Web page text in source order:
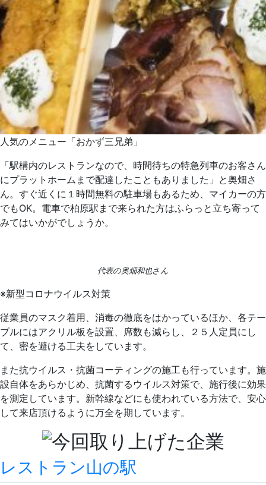
人気のメニュー「おかず三兄弟」
「駅構内のレストランなので、時間待ちの特急列車のお客さん
にプラットホームまで配達したこともありました」と奥畑さ
ん。すぐ近くに１時間無料の駐車場もあるため、マイカーの方
でもOK。電車で柏原駅まで来られた方はふらっと立ち寄って
みてはいかがでしょうか。
代表の奥畑和也さん
※新型コロナウイルス対策
従業員のマスク着用、消毒の徹底をはかっているほか、各テー
ブルにはアクリル板を設置、席数も減らし、２５人定員にし
て、密を避ける工夫をしています。
また抗ウイルス・抗菌コーティングの施工も行っています。施
設自体をあらかじめ、抗菌するウイルス対策で、施行後に効果
を測定しています。新幹線などにも使われている方法で、安心
して来店頂けるように万全を期しています。
レストラン山の駅